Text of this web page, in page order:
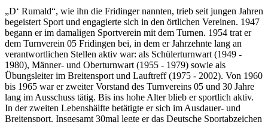
„D‘ Rumald“, wie ihn die Fridinger nannten, trieb seit jungen Jahren
begeistert Sport und engagierte sich in den örtlichen Vereinen. 1947
begann er im damaligen Sportverein mit dem Turnen. 1954 trat er
dem Turnverein 05 Fridingen bei, in dem er Jahrzehnte lang an
verantwortlichen Stellen aktiv war: als Schülerturnwart (1949 -
1980), Männer- und Oberturnwart (1955 - 1979) sowie als
Übungsleiter im Breitensport und Lauftreff (1975 - 2002). Von 1960
bis 1965 war er zweiter Vorstand des Turnvereins 05 und 30 Jahre
lang im Ausschuss tätig. Bis ins hohe Alter blieb er sportlich aktiv.
In der zweiten Lebenshälfte betätigte er sich im Ausdauer- und
Breitensport. Insgesamt 30mal legte er das Deutsche Sportabzeichen